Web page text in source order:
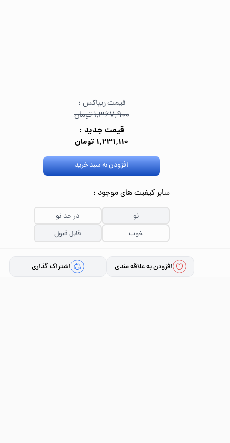
قیمت ریباکس :
۱٬۳۶۷٬۹۰۰ تومان
قیمت جدید :
۱٬۲۳۱٬۱۱۰ تومان
افزودن به سبد خرید
سایر کیفیت های موجود :
نو
در حد نو
خوب
قابل قبول
افزودن به علاقه مندی اشتراک گذاری